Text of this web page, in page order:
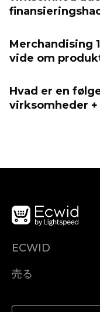
Merchandising
vide om
Hvad er en
virksomheder
ECWID
ヘルプセンター
売る
Facebookで販売する